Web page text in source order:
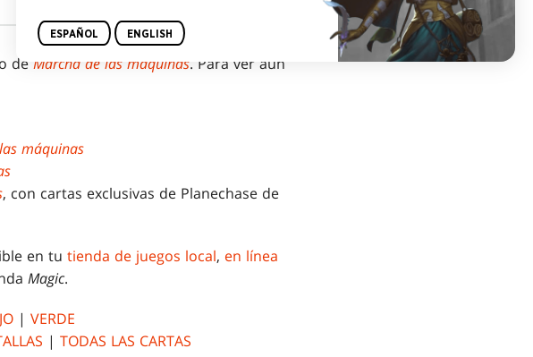
de Marcha de las máquinas. Para ver aún
máquinas
, con cartas exclusivas de Planechase de
en tu tienda de juegos local, en línea
Magic.
| VERDE
| TODAS LAS CARTAS
ESPAÑOL ENGLISH